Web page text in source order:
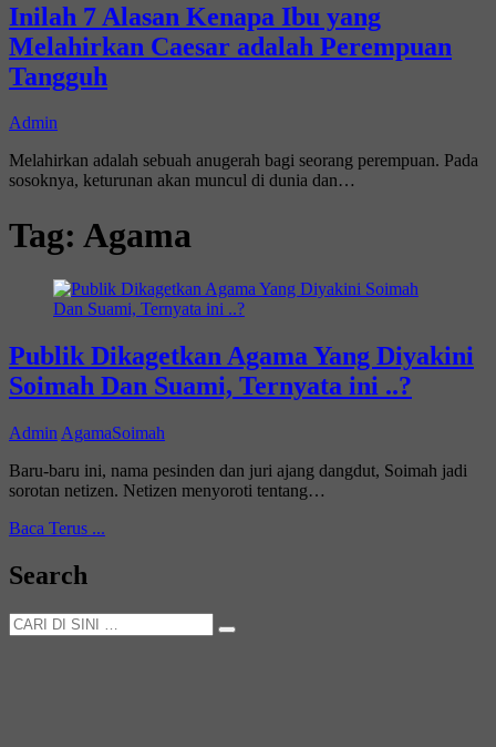
Inilah 7 Alasan Kenapa Ibu yang
Melahirkan Caesar adalah Perempuan
Tangguh
Admin
Melahirkan adalah sebuah anugerah bagi seorang perempuan. Pada
sosoknya, keturunan akan muncul di dunia dan…
Tag: Agama
Publik Dikagetkan Agama Yang Diyakini
Soimah Dan Suami, Ternyata ini ..?
Admin AgamaSoimah
Baru-baru ini, nama pesinden dan juri ajang dangdut, Soimah jadi
sorotan netizen. Netizen menyoroti tentang…
Baca Terus ...
Soimah
Search
CARI
DI